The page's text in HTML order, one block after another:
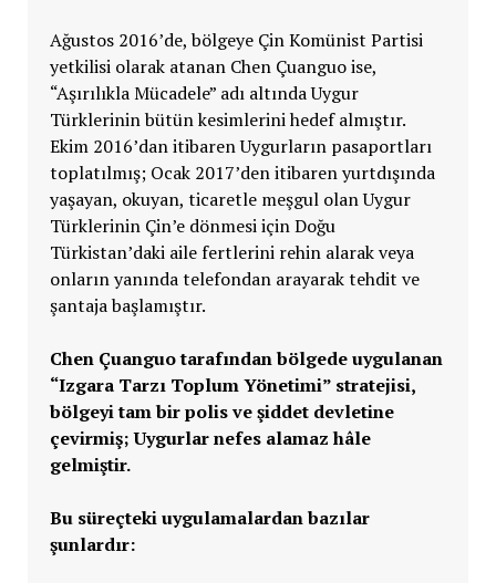
Ağustos 2016’de, bölgeye Çin Komünist Partisi
yetkilisi olarak atanan Chen Çuanguo ise,
“Aşırılıkla Mücadele” adı altında Uygur
Türklerinin bütün kesimlerini hedef almıştır.
Ekim 2016’dan itibaren Uygurların pasaportları
toplatılmış; Ocak 2017’den itibaren yurtdışında
yaşayan, okuyan, ticaretle meşgul olan Uygur
Türklerinin Çin’e dönmesi için Doğu
Türkistan’daki aile fertlerini rehin alarak veya
onların yanında telefondan arayarak tehdit ve
şantaja başlamıştır.
Chen Çuanguo tarafından bölgede uygulanan
“Izgara Tarzı Toplum Yönetimi” stratejisi,
bölgeyi tam bir polis ve şiddet devletine
çevirmiş; Uygurlar nefes alamaz hâle
gelmiştir.
Bu süreçteki uygulamalardan bazılar
şunlardır: